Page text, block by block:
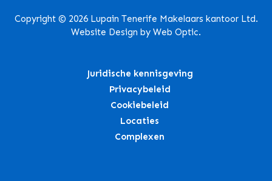
Copyright © 2026 Lupain Tenerife Makelaars kantoor Ltd.
Website Design by Web Optic.
Juridische kennisgeving
Privacybeleid
Cookiebeleid
Locaties
Complexen